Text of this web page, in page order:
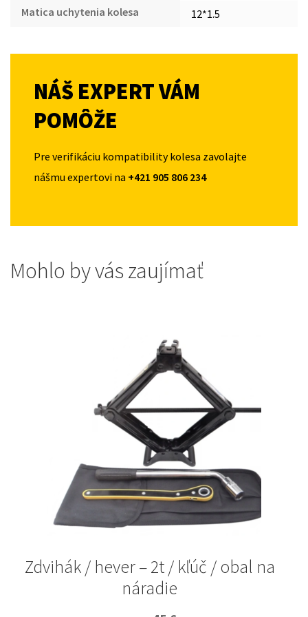
Matica uchytenia kolesa 12*1.5
NÁŠ EXPERT VÁM
POMÔŽE
Pre verifikáciu kompatibility kolesa zavolajte
nášmu expertovi na +421 905 806 234
Mohlo by vás zaujímať
Zdvihák / hever – 2t / kľúč / obal na
náradie